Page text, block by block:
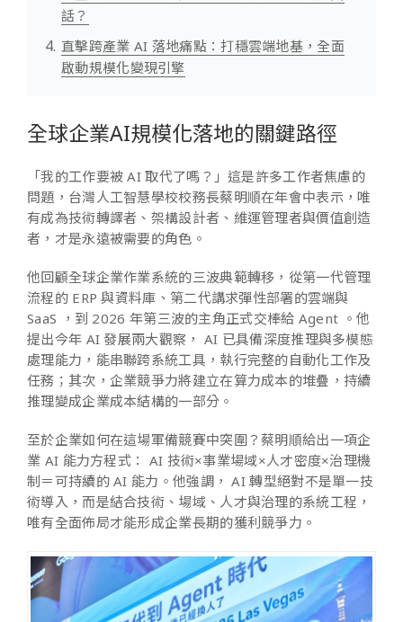
話？
直擊跨產業 AI 落地痛點：打穩雲端地基，全面
啟動規模化變現引擎
全球企業AI規模化落地的關鍵路徑
「我的工作要被 AI 取代了嗎？」這是許多工作者焦慮的
問題，台灣人工智慧學校校務長蔡明順在年會中表示，唯
有成為技術轉譯者、架構設計者、維運管理者與價值創造
者，才是永遠被需要的角色。
他回顧全球企業作業系統的三波典範轉移，從第一代管理
流程的 ERP 與資料庫、第二代講求彈性部署的雲端與
SaaS ，到 2026 年第三波的主角正式交棒給 Agent 。他
提出今年 AI 發展兩大觀察， AI 已具備深度推理與多模態
處理能力，能串聯跨系統工具，執行完整的自動化工作及
任務；其次，企業競爭力將建立在算力成本的堆疊，持續
推理變成企業成本結構的一部分。
至於企業如何在這場軍備競賽中突圍？蔡明順給出一項企
業 AI 能力方程式： AI 技術×事業場域×人才密度×治理機
制＝可持續的 AI 能力。他強調， AI 轉型絕對不是單一技
術導入，而是結合技術、場域、人才與治理的系統工程，
唯有全面佈局才能形成企業長期的獲利競爭力。